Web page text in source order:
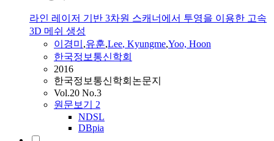
라인 레이저 기반 3차원 스캐너에서 투영을 이용한 고속
3D 메쉬 생성
이경미 ,유훈,Lee, Kyungme,Yoo, Hoon
한국정보통신학회
2016
한국정보통신학회논문지
Vol.20 No.3
원문보기 2
NDSL
DBpia